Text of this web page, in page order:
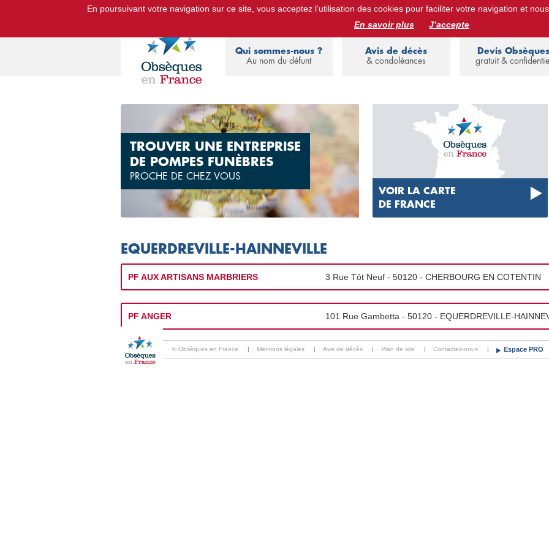
Le Portail d'Informations Obsèques :devis obsèques, assurance obsèques, avis de décès, annuaire de
Qui sommes-nous ?
Au nom du défunt
Avis de décès
& condoléances
Devis Obsèques
gratuit & confidentiel
TROUVER UNE ENTREPRISE
DE POMPES FUNÈBRES
PROCHE DE CHEZ VOUS
VOIR LA CARTE
DE FRANCE
EQUERDREVILLE-HAINNEVILLE
PF AUX ARTISANS MARBRIERS 3 Rue Tôt Neuf - 50120 - CHERBOURG EN COTENTIN
PF ANGER 101 Rue Gambetta - 50120 - EQUERDREVILLE-
© Obsèques en France | Mentions légales | Avis de décès | Plan de site | Contactez-nous | Espace PRO
En poursuivant votre navigation sur ce site, vous acceptez l’utilisation des cookies pour faciliter votre navigation et
En savoir plus
J’accepte